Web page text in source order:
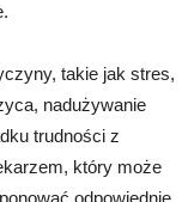
takie jak stres,
nadużywanie
trudności z
który może